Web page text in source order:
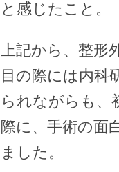
と感じたこと。
上記から、整
目の際には内科
られながらも、
際に、手術の面
ました。